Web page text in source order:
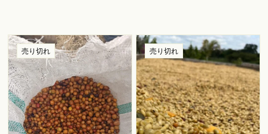
売り切れ 売り切れ